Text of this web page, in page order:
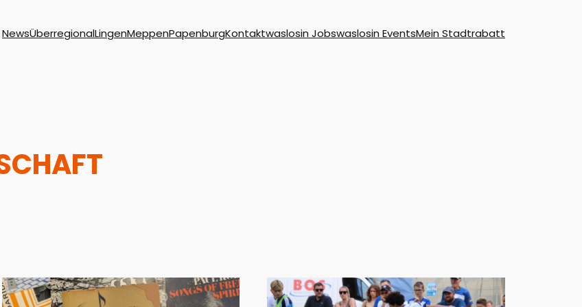
NewsÜberregionalLingenMeppenPapenburgKontaktwaslosin Jobswaslosin EventsMein Stadtrabatt